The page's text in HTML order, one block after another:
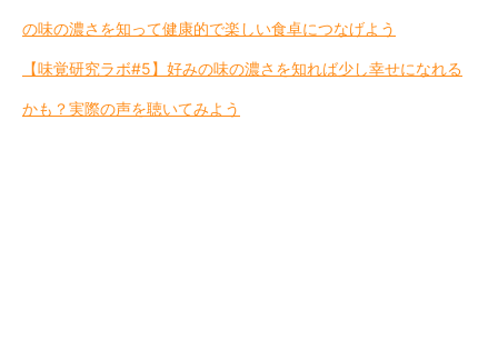
の味の濃さを知って健康的で楽しい食卓につなげよう
【味覚研究ラボ#5】好みの味の濃さを知れば少し幸せになれる
かも？実際の声を聴いてみよう